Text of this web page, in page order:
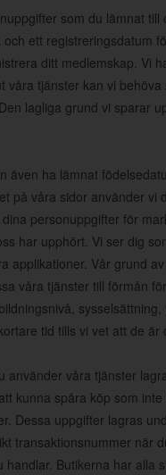
som du lämnat
och ett registreringsdatum
ditt medlemskap. Vi
våra tjänster kan vi
lagliga grund vi sparar
även ha lämnat
på våra sidor använder vi
personuppgifter för
har upphört. Vi ser dig
applikationer. Vår grund
våra tjänster till förmån
tid tills vi vet att de är
använder våra tjänster
kunna spåra köp som
Dessa uppgifter lagras
transaktionsnummer när
handlar. Butikerna har alla